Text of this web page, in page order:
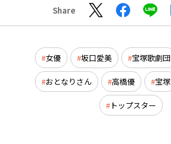
Share
女優 坂口愛美 宝塚歌劇団
おとなりさん 高橋優 宝塚
トップスター